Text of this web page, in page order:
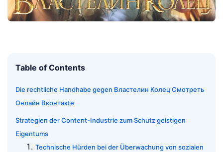
Table of Contents
Die rechtliche Handhabe gegen Властелин Колец Смотреть
Онлайн Вконтакte
Strategien der Content-Industrie zum Schutz geistigen
Eigentums
Technische Hürden bei der Überwachung von sozialen